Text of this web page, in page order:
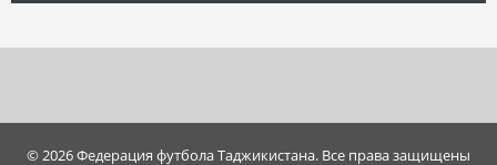
© 2026 Федерация футбола Таджикистана. Все права защищены